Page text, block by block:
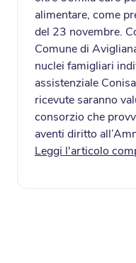
alimentare, come
del 23 novembre.
Comune di
nuclei famigliari
assistenziale
ricevute saranno
consorzio che
aventi diritto
Leggi l'articolo